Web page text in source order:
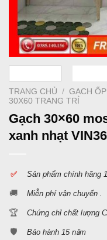
TRANG CHỦ / GẠCH
30X60 TRANG TRÍ
Gạch 30×60
xanh nhạt
✅ Sản phẩm chính hãng
🚚 Miễn phí vận chuyển .
🏆 Chứng chỉ chất lượng
🛡️ Bảo hành 15 năm